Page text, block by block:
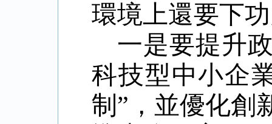
環境上還要下
一是要提升
科技型中小企
制 ” ，並優化